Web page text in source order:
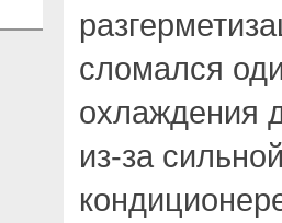
сломался
охлаждения
из-за